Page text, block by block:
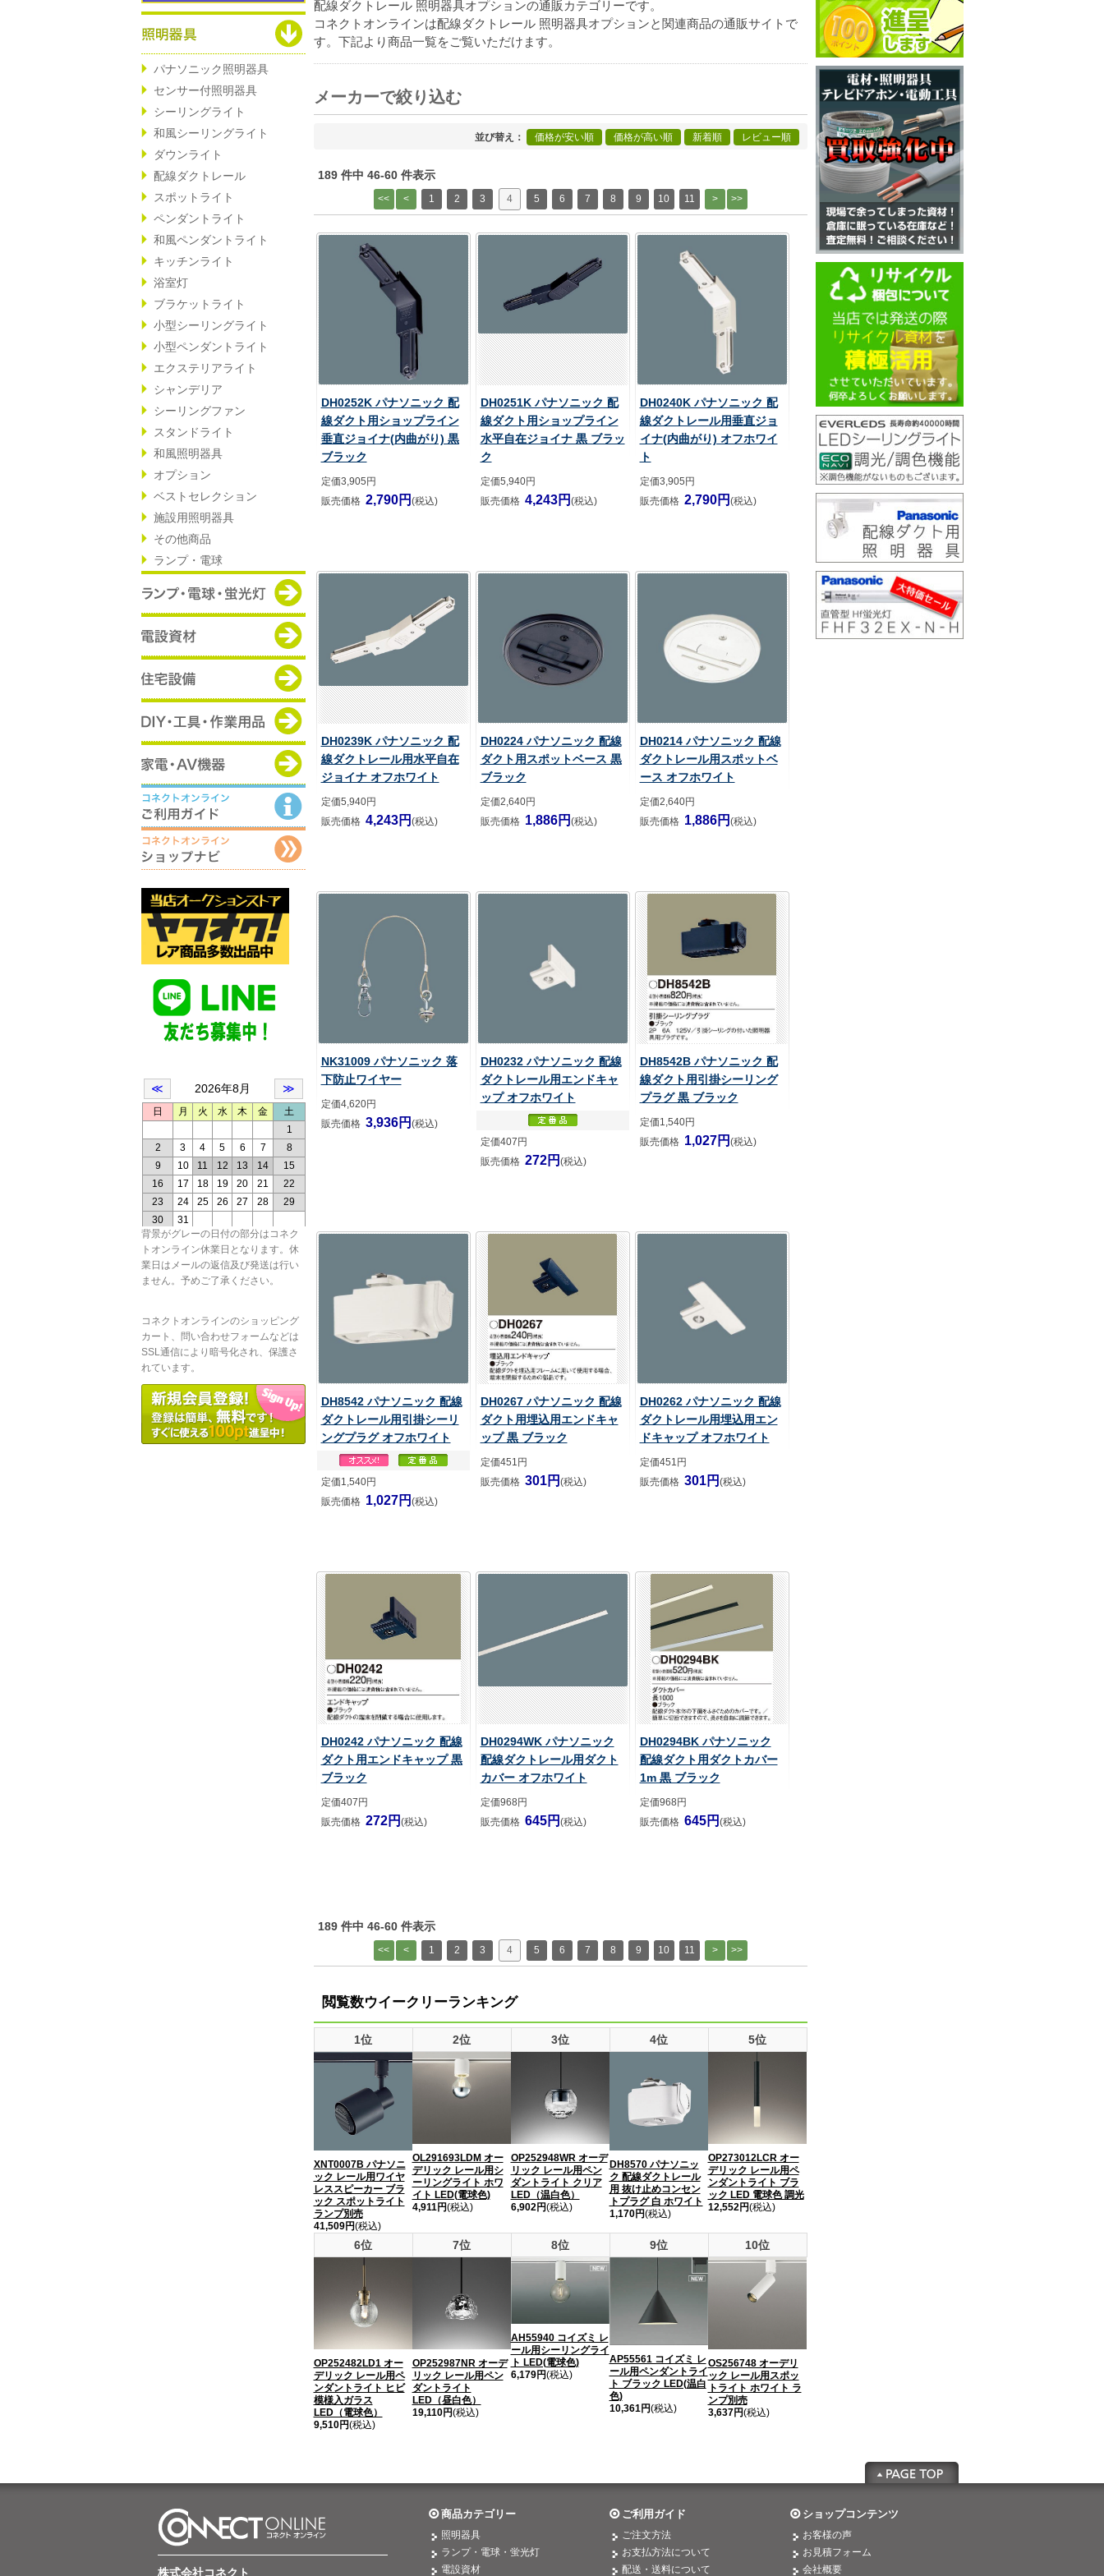
パナソニック照明器具
センサー付照明器具
シーリングライト
和風シーリングライト
ダウンライト
配線ダクトレール
スポットライト
ペンダントライト
和風ペンダントライト
キッチンライト
浴室灯
ブラケットライト
小型シーリングライト
小型ペンダントライト
エクステリアライト
シャンデリア
シーリングファン
スタンドライト
和風照明器具
オプション
ベストセレクション
施設用照明器具
その他商品
ランプ・電球
背景がグレーの日付の部分はコネク
トオンライン休業日となります。休
業日はメールの返信及び発送は行い
ません。予めご了承ください。
コネクトオンラインのショッピング
カート、問い合わせフォームなどは
SSL通信により暗号化され、保護さ
れています。
配線ダクトレール 照明器具オプションの通販カテゴリーです。
コネクトオンラインは配線ダクトレール 照明器具オプションと関連商品の通販サイトで
す。下記より商品一覧をご覧いただけます。
メーカーで絞り込む
並び替え 価格が安い順 価格が高い順 新着順 レビュー順
189 件中 46-60 件表示
1 2 3 4 5 6 7 8 9 10 11
DH0252K パナソニック 配
線ダクト用ショップライン
垂直ジョイナ(内曲がり) 黒
ブラック
定価3,905円
販売価格 2,790円 (税込)
DH0251K パナソニック 配
線ダクト用ショップライン
水平自在ジョイナ 黒 ブラッ
ク
定価5,940円
販売価格 4,243円 (税込)
DH0240K パナソニック 配
線ダクトレール用垂直ジョ
イナ(内曲がり) オフホワイ
ト
定価3,905円
販売価格 2,790円 (税込)
DH0239K パナソニック 配
線ダクトレール用水平自在
ジョイナ オフホワイト
定価5,940円
販売価格 4,243円 (税込)
DH0224 パナソニック 配線
ダクト用スポットベース 黒
ブラック
定価2,640円
販売価格 1,886円 (税込)
DH0214 パナソニック 配線
ダクトレール用スポットベ
ース オフホワイト
定価2,640円
販売価格 1,886円 (税込)
NK31009 パナソニック 落
下防止ワイヤー
定価4,620円
販売価格 3,936円 (税込)
DH0232 パナソニック 配線
ダクトレール用エンドキャ
ップ オフホワイト
定価407円
販売価格 272円 (税込)
DH8542B パナソニック 配
線ダクト用引掛シーリング
プラグ 黒 ブラック
定価1,540円
販売価格 1,027円 (税込)
DH8542 パナソニック 配線
ダクトレール用引掛シーリ
ングプラグ オフホワイト
定価1,540円
販売価格 1,027円 (税込)
DH0267 パナソニック 配線
ダクト用埋込用エンドキャ
ップ 黒 ブラック
定価451円
販売価格 301円 (税込)
DH0262 パナソニック 配線
ダクトレール用埋込用エン
ドキャップ オフホワイト
定価451円
販売価格 301円 (税込)
DH0242 パナソニック 配線
ダクト用エンドキャップ 黒
ブラック
定価407円
販売価格 272円 (税込)
DH0294WK パナソニック
配線ダクトレール用ダクト
カバー オフホワイト
定価968円
販売価格 645円 (税込)
DH0294BK パナソニック
配線ダクト用ダクトカバー
1m 黒 ブラック
定価968円
販売価格 645円 (税込)
189 件中 46-60 件表示
1 2 3 4 5 6 7 8 9 10 11
閲覧数ウイークリーランキング
1位 2位 3位 4位 5位
XNT0007B パナソニ
ック レール用ワイヤ
レススピーカー ブラ
ック スポットライト
ランプ別売
41,509円(税込)
OL291693LDM オー
デリック レール用シ
ーリングライト ホワ
イト LED(電球色)
4,911円(税込)
OP252948WR オーデ
リック レール用ペン
ダントライト クリア
LED（温白色）
6,902円(税込)
DH8570 パナソニッ
ク 配線ダクトレール
用 抜け止めコンセン
トプラグ 白 ホワイト
1,170円(税込)
OP273012LCR オー
デリック レール用ペ
ンダントライト ブラ
ック LED 電球色 調光
12,552円(税込)
6位 7位 8位 9位 10位
OP252482LD1 オー
デリック レール用ペ
ンダントライト ヒビ
模様入ガラス
LED（電球色）
9,510円(税込)
OP252987NR オーデ
リック レール用ペン
ダントライト
LED（昼白色）
19,110円(税込)
AH55940 コイズミ レ
ール用シーリングライ
ト LED(電球色)
6,179円(税込)
AP55561 コイズミ レ
ール用ペンダントライ
ト ブラック LED(温白
色)
10,361円(税込)
OS256748 オーデリ
ック レール用スポッ
トライト ホワイト ラ
ンプ別売
3,637円(税込)
株式会社コネクト
商品カテゴリー
照明器具
ランプ・電球・蛍光灯
電設資材
ご利用ガイド
ご注文方法
お支払方法について
配送・送料について
ショップコンテンツ
お客様の声
お見積フォーム
会社概要